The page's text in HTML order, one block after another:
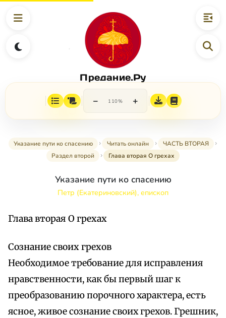
Предание.Ру
− 110% +
Указание пути ко спасению Читать онлайн
ЧАСТЬ ВТОРАЯ
Раздел второй
Глава вторая О грехах
Указание пути ко спасению
Петр (Екатериновский), епископ
Глава вторая О грехах
Сознание своих грехов
Необходимое требование для исправления
нравственности, как бы первый шаг к
преобразованию порочного характера, есть
ясное, живое сознание своих грехов. Грешник,